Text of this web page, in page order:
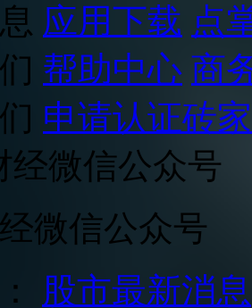
应用下载 点
帮助中心 商
申请认证砖家
微信公众号
股市最新消息